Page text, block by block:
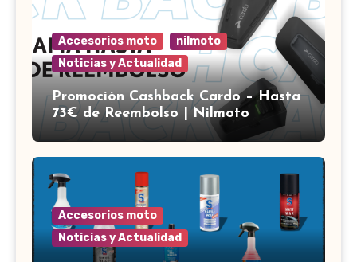
Accesorios moto
nilmoto
Noticias y Actualidad
Promoción Cashback Cardo – Hasta
73€ de Reembolso | Nilmoto
Accesorios moto
Noticias y Actualidad